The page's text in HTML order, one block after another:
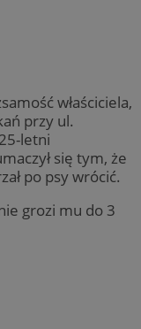
właściciela,
przy ul.
letni
się tym, że
po psy wrócić.
grozi mu do 3